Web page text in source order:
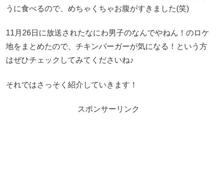
うに食べるので、めちゃくちゃお腹がすきました(笑)
11月26日に放送されたなにわ男子のなんでやねん！のロケ
地をまとめたので、チキンバーガーが気になる！という方
はぜひチェックしてみてくださいね♪
それではさっそく紹介していきます！
スポンサーリンク